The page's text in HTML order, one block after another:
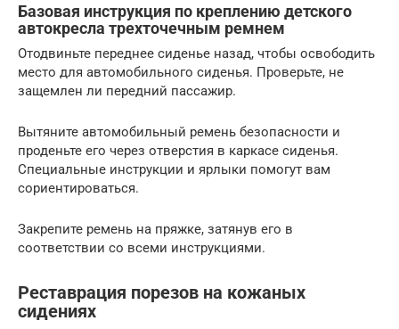
Базовая инструкция по креплению детского
автокресла трехточечным ремнем
Отодвиньте переднее сиденье назад, чтобы освободить
место для автомобильного сиденья. Проверьте, не
защемлен ли передний пассажир.
Вытяните автомобильный ремень безопасности и
проденьте его через отверстия в каркасе сиденья.
Специальные инструкции и ярлыки помогут вам
сориентироваться.
Закрепите ремень на пряжке, затянув его в
соответствии со всеми инструкциями.
Реставрация порезов на кожаных
сидениях